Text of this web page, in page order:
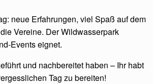
neue Erfahrungen, viel Spaß auf dem
Vereine. Der Wildwasserpark
eignet.
und nachbereitet haben – Ihr habt
Tag zu bereiten!